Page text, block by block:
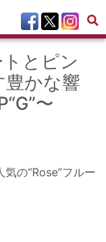
トとピン
豊かな響
〜
の“Rose”フルー